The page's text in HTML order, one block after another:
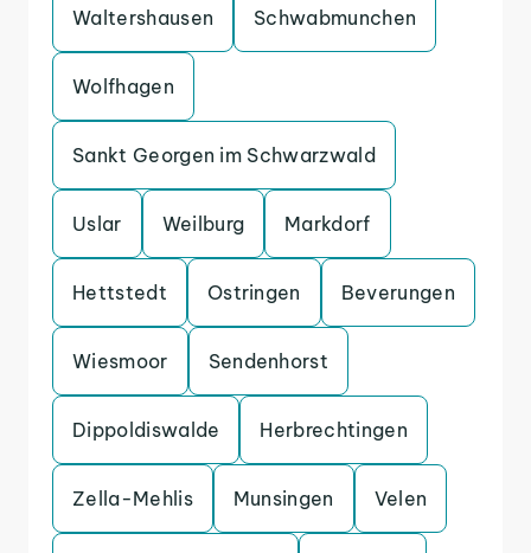
Waltershausen Schwabmunchen
Wolfhagen
Sankt Georgen im Schwarzwald
Uslar Weilburg Markdorf
Hettstedt Ostringen Beverungen
Wiesmoor Sendenhorst
Dippoldiswalde Herbrechtingen
Zella-Mehlis Munsingen Velen